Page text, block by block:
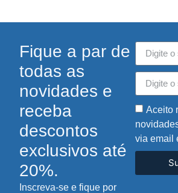
Fique a par de
todas as
novidades e
receba
descontos
exclusivos até
20%.
Inscreva-se e fique por
Aceito
via email